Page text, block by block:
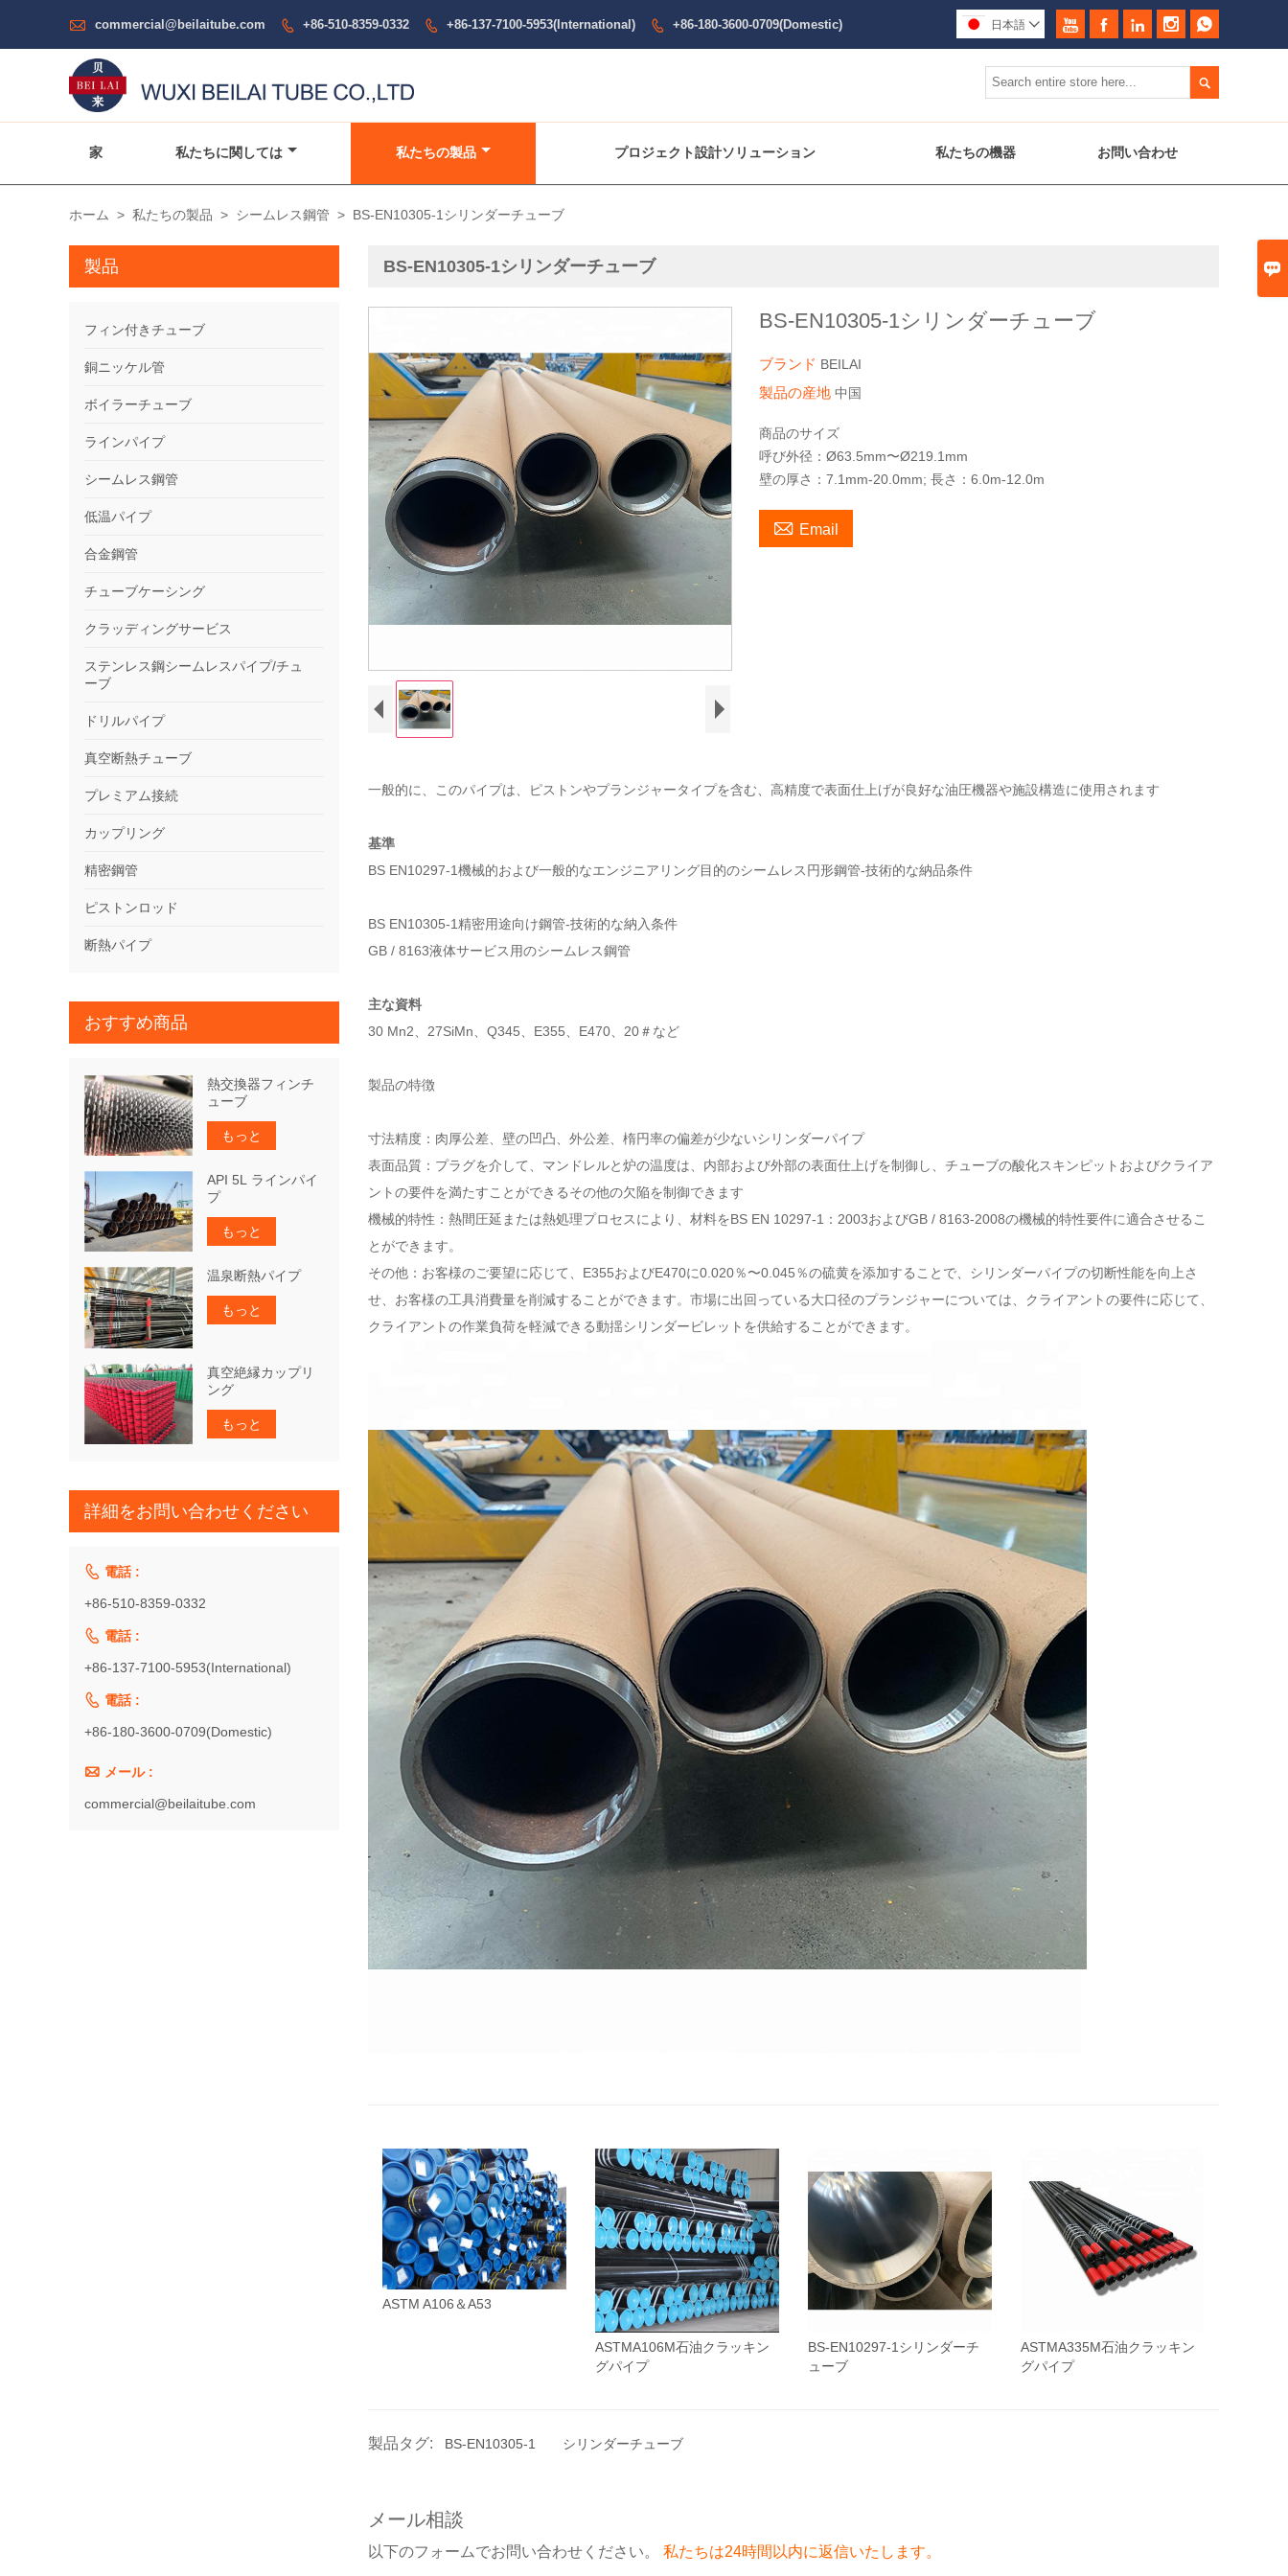

 commercial@beilaitube.com  +86-510-8359-0332  +86-137-7100-5953(International)  +86-180-3600-0709(Domestic)     
日本語 

家 私たちに関しては 私たちの製品 プロジェクト設計ソリューション 私たちの機器 お問い合わせ
ホーム > 私たちの製品 > シームレス鋼管 > BS-EN10305-1シリンダーチューブ
BS-EN10305-1シリンダーチューブ
BS-EN10305-1シリンダーチューブ
ブランド BEILAI
製品の産地中国
商品のサイズ
呼び外径：Ø63.5mm〜Ø219.1mm
壁の厚さ：7.1mm-20.0mm; 長さ：6.0m-12.0m
 Email
一般的に、このパイプは、ピストンやプランジャータイプを含む、高精度で表面仕上げが良好な油圧機器や施設構造に使用されます
基準
BS EN10297-1機械的および一般的なエンジニアリング目的のシームレス円形鋼管-技術的な納品条件
BS EN10305-1精密用途向け鋼管-技術的な納入条件
GB / 8163液体サービス用のシームレス鋼管
主な資料
30 Mn2、27SiMn、Q345、E355、E470、20＃など
製品の特徴
寸法精度：肉厚公差、壁の凹凸、外公差、楕円率の偏差が少ないシリンダーパイプ
表面品質：プラグを介して、マンドレルと炉の温度は、内部および外部の表面仕上げを制御し、チューブの酸化スキンピットおよびクライア
ントの要件を満たすことができるその他の欠陥を制御できます
機械的特性：熱間圧延または熱処理プロセスにより、材料をBS EN 10297-1：2003およびGB / 8163-2008の機械的特性要件に適合させるこ
とができます。
その他：お客様のご要望に応じて、E355およびE470に0.020％〜0.045％の硫黄を添加することで、シリンダーパイプの切断性能を向上さ
せ、お客様の工具消費量を削減することができます。市場に出回っている大口径のプランジャーについては、クライアントの要件に応じて、
クライアントの作業負荷を軽減できる動揺シリンダービレットを供給することができます。
ASTM A106＆A53
ASTMA106M石油クラッキン
グパイプ
BS-EN10297-1シリンダーチ
ューブ
ASTMA335M石油クラッキン
グパイプ
製品タグ: BS-EN10305-1 シリンダーチューブ
メール相談
以下のフォームでお問い合わせください。 私たちは24時間以内に返信いたします。
製品
フィン付きチューブ
銅ニッケル管
ボイラーチューブ
ラインパイプ
シームレス鋼管
低温パイプ
合金鋼管
チューブケーシング
クラッディングサービス
ステンレス鋼シームレスパイプ/チュ
ーブ
ドリルパイプ
真空断熱チューブ
プレミアム接続
カップリング
精密鋼管
ピストンロッド
断熱パイプ
おすすめ商品
熱交換器フィンチ
ューブ
もっと
API 5L ラインパイ
プ
もっと
温泉断熱パイプ
もっと
真空絶縁カップリ
ング
もっと
詳細をお問い合わせください
 電話 :
+86-510-8359-0332
 電話 :
+86-137-7100-5953(International)
 電話 :
+86-180-3600-0709(Domestic)
 メール :
commercial@beilaitube.com